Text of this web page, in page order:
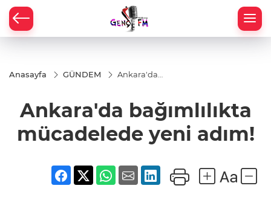
Anasayfa GÜNDEM
Ankara'da
yeni adım!
Ankara'da bağımlılıkta
mücadelede yeni adım!